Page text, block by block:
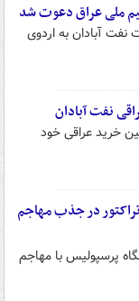
ملی عراق دعوت شد
نفت آبادان به اردوی
نفت آبادان
خرید عراقی خود
در جذب مهاجم
پرسپولیس با مهاجم